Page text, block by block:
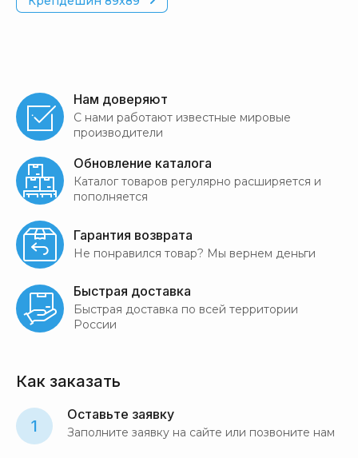
Нам доверяют
С нами работают известные мировые
производители
Обновление каталога
Каталог товаров регулярно расширяется и
пополняется
Гарантия возврата
Не понравился товар? Мы вернем деньги
Быстрая доставка
Быстрая доставка по всей территории
России
Как заказать
1
Оставьте заявку
Заполните заявку на сайте или позвоните нам